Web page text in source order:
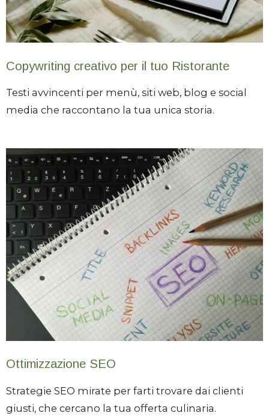
Copywriting creativo per il tuo Ristorante
Testi avvincenti per menù, siti web, blog e social
media che raccontano la tua unica storia.
Ottimizzazione SEO
Strategie SEO mirate per farti trovare dai clienti
giusti, che cercano la tua offerta culinaria.